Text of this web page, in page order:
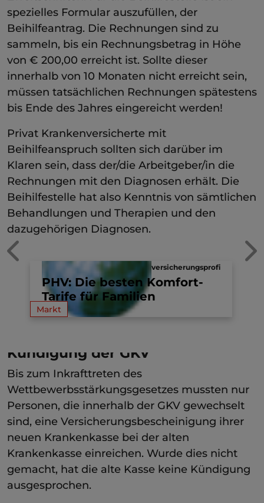
spezielles Formular auszufüllen, der
Beihilfeantrag. Die Rechnungen sind zu
sammeln, bis ein Rechnungsbetrag in Höhe
von € 200,00 erreicht ist. Sollte dieser
innerhalb von 10 Monaten nicht erreicht sein,
müssen tatsächlichen Rechnungen spätestens
bis Ende des Jahres eingereicht werden!
Privat Krankenversicherte mit
Beihilfeanspruch sollten sich darüber im
Klaren sein, dass der/die Arbeitgeber/in die
Rechnungen mit den Diagnosen erhält. Die
Beihilfestelle hat also Kenntnis von sämtlichen
Behandlungen und Therapien und den
dazugehörigen Diagnosen.
versicherungsprofi
PHV: Die besten Komfort-
Tarife für Familien
Markt
Krankenversicherungspflicht
in Deutschland
Neuregelung WSG: Nachweispflicht des
Kündigung der GKV
Bis zum Inkrafttreten des
Wettbewerbsstärkungsgesetzes mussten nur
Personen, die innerhalb der GKV gewechselt
sind, eine Versicherungsbescheinigung ihrer
neuen Krankenkasse bei der alten
Krankenkasse einreichen. Wurde dies nicht
gemacht, hat die alte Kasse keine Kündigung
ausgesprochen.